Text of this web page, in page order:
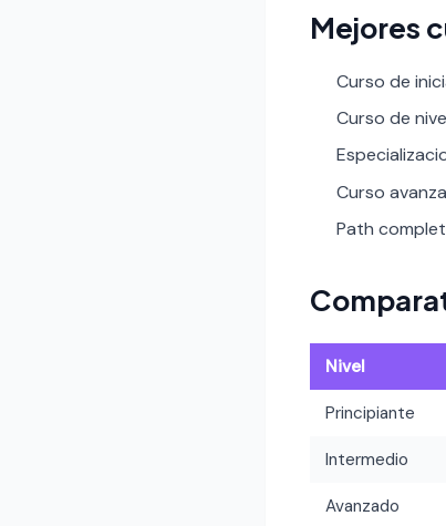
Mejores
Curso de
Curso de
Curso
Path
Nivel
Principiante
Intermedio
Avanzado